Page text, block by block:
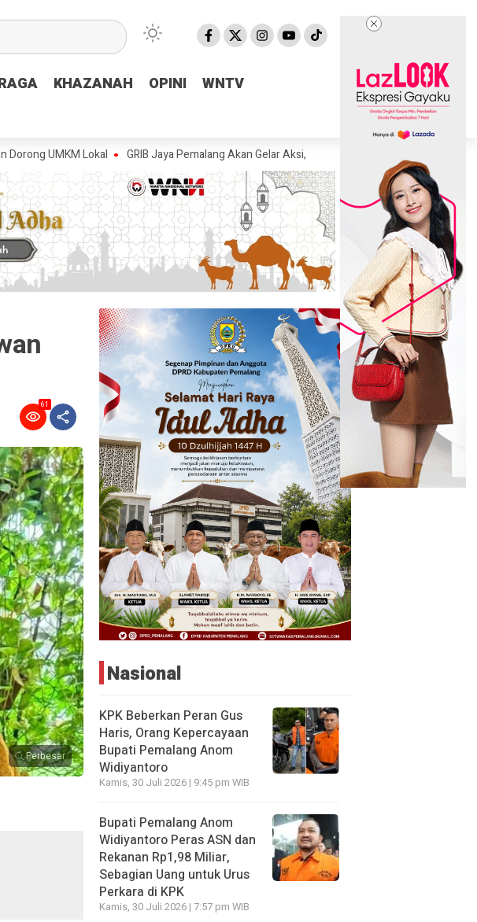
KHAZANAH OPINI
WNTV
KHAZANAH OPINI
WNTV
Lokal GRIB Jaya Pemalang Akan Gelar Aksi, Desak KPK Tuntaskan Dugaan Korupsi di
61
Perbesar
Nasional
KPK Beberkan Peran Gus
Haris, Orang Kepercayaan
Bupati Pemalang Anom
Widiyantoro
Kamis, 30 Juli 2026 | 9:45 pm WIB
Bupati Pemalang Anom
Widiyantoro Peras ASN dan
Rekanan Rp1,98 Miliar,
Sebagian Uang untuk Urus
Perkara di KPK
Kamis, 30 Juli 2026 | 7:57 pm WIB